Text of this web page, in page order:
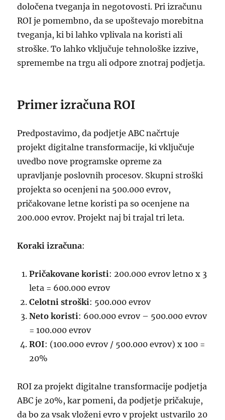
določena tveganja in negotovosti. Pri izračunu
ROI je pomembno, da se upoštevajo morebitna
tveganja, ki bi lahko vplivala na koristi ali
stroške. To lahko vključuje tehnološke izzive,
spremembe na trgu ali odpore znotraj podjetja.
Primer izračuna ROI
Predpostavimo, da podjetje ABC načrtuje
projekt digitalne transformacije, ki vključuje
uvedbo nove programske opreme za
upravljanje poslovnih procesov. Skupni stroški
projekta so ocenjeni na 500.000 evrov,
pričakovane letne koristi pa so ocenjene na
200.000 evrov. Projekt naj bi trajal tri leta.
Koraki izračuna:
Pričakovane koristi: 200.000 evrov letno x 3
leta = 600.000 evrov
Celotni stroški: 500.000 evrov
Neto koristi: 600.000 evrov – 500.000 evrov
= 100.000 evrov
ROI: (100.000 evrov / 500.000 evrov) x 100 =
20%
ROI za projekt digitalne transformacije podjetja
ABC je 20%, kar pomeni, da podjetje pričakuje,
da bo za vsak vloženi evro v projekt ustvarilo 20